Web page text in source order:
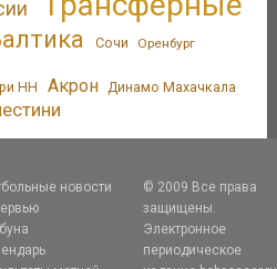
Сочи Оренбург
НН Акрон Динамо Махачкала
новости
© 2009 Все права
защищены.
Электронное
периодическое